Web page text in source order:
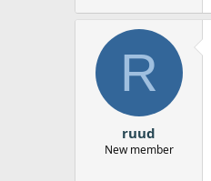
R
ruud
New member